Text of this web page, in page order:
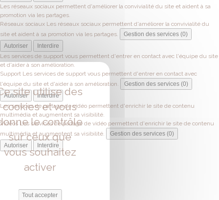
Les réseaux sociaux permettent d'améliorer la convivialité du site et aident à sa
promotion via les partages.
Réseaux sociaux Les réseaux sociaux permettent d'améliorer la convivialité du
site et aident à sa promotion via les partages.
Gestion des services (0)
Autoriser
Interdire
Les services de support vous permettent d'entrer en contact avec l'équipe du site
et d'aider à son amélioration.
Support Les services de support vous permettent d'entrer en contact avec
l'équipe du site et d'aider à son amélioration.
Gestion des services (0)
Autoriser
Interdire
Les services de partage de vidéo permettent d'enrichir le site de contenu
multimédia et augmentent sa visibilité.
Vidéos Les services de partage de vidéo permettent d'enrichir le site de contenu
multimédia et augmentent sa visibilité.
Gestion des services (0)
Autoriser
Interdire
site utilise des
cookies et vous
le contrôle
sur ceux que
vous souhaitez
activer
Tout accepter